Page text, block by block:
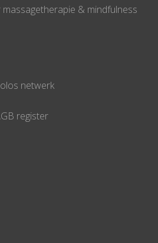
massagetherapie & mindfulness
netwerk
register